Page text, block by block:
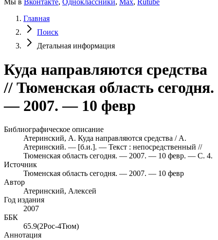
Главная
Поиск
Детальная информация
Куда направляются средства
// Тюменская область сегодня.
— 2007. — 10 февр
Библиографическое описание
Атеринский, А. Куда направляются средства / А.
Атеринский. — [б.и.]. — Текст : непосредственный //
Тюменская область сегодня. — 2007. — 10 февр. — С. 4.
Источник
Тюменская область сегодня. — 2007. — 10 февр
Автор
Атеринский, Алексей
Год издания
2007
ББК
65.9(2Рос-4Тюм)
Аннотация